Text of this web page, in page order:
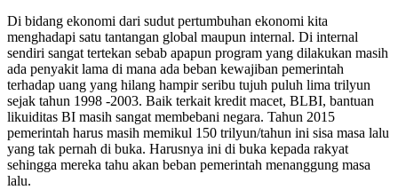
Di bidang ekonomi dari sudut pertumbuhan ekonomi kita
menghadapi satu tantangan global maupun internal. Di internal
sendiri sangat tertekan sebab apapun program yang dilakukan masih
ada penyakit lama di mana ada beban kewajiban pemerintah
terhadap uang yang hilang hampir seribu tujuh puluh lima trilyun
sejak tahun 1998 -2003. Baik terkait kredit macet, BLBI, bantuan
likuiditas BI masih sangat membebani negara. Tahun 2015
pemerintah harus masih memikul 150 trilyun/tahun ini sisa masa lalu
yang tak pernah di buka. Harusnya ini di buka kepada rakyat
sehingga mereka tahu akan beban pemerintah menanggung masa
lalu.